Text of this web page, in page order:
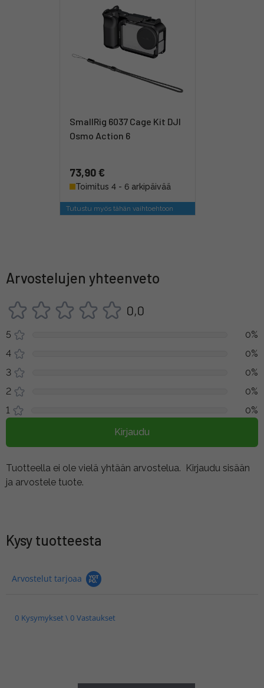
SmallRig 6037 Cage Kit DJI
Osmo Action 6
73,90 €
Toimitus 4 - 6 arkipäivää
Tutustu myös tähän vaihtoehtoon
Arvostelujen yhteenveto
0,0
5
0%
4
0%
3
0%
2
0%
1
0%
Kirjaudu
Tuotteella ei ole vielä yhtään arvostelua. Kirjaudu sisään
ja arvostele tuote.
Kysy tuotteesta
Arvostelut tarjoaa
0 Kysymykset \ 0 Vastaukset